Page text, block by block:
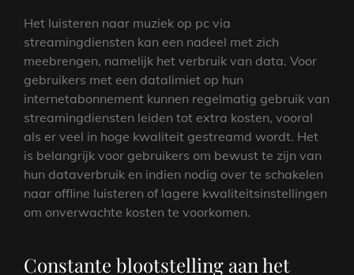
Het luisteren naar muziek op pc via
streamingdiensten kan een nadeel met zich
meebrengen, namelijk het verbruik van data. Voor
gebruikers met een datalimiet op hun
internetabonnement kunnen regelmatig gebruik van
streamingdiensten leiden tot extra kosten, vooral
als er veel in hoge kwaliteit gestreamd wordt. Het
is belangrijk voor gebruikers om bewust te zijn van
hun dataverbruik en indien nodig over te schakelen
naar offline luisteren of lagere kwaliteitsinstellingen
om onverwachte kosten te voorkomen.
Constante blootstelling aan het